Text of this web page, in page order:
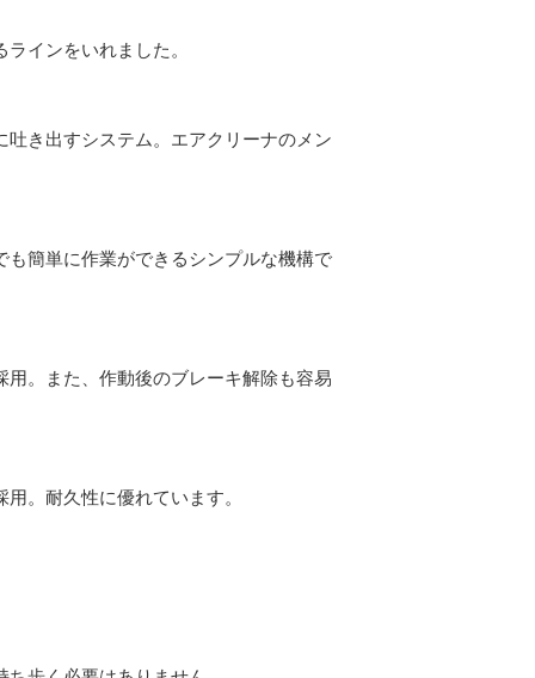
インをいれました。
き出すシステム。エアクリーナのメン
簡単に作業ができるシンプルな機構で
。また、作動後のブレーキ解除も容易
。耐久性に優れています。